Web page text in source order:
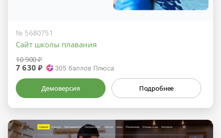
№ 5680751
Сайт школы плавания
10 900 ₽
7 630 ₽ 305 баллов Плюса
Демоверсия Подробнее